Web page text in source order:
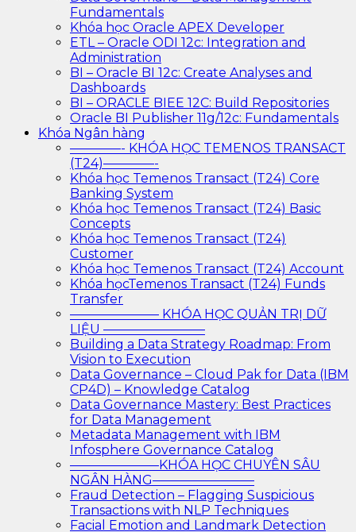
Fundamentals
Khóa học Oracle APEX Developer
ETL – Oracle ODI 12c: Integration and
Administration
BI – Oracle BI 12c: Create Analyses and
Dashboards
BI – ORACLE BIEE 12C: Build Repositories
Oracle BI Publisher 11g/12c: Fundamentals
Khóa Ngân hàng
————- KHÓA HỌC TEMENOS TRANSACT
(T24)————-
Khóa học Temenos Transact (T24) Core
Banking System
Khóa học Temenos Transact (T24) Basic
Concepts
Khóa học Temenos Transact (T24)
Customer
Khóa học Temenos Transact (T24) Account
Khóa họcTemenos Transact (T24) Funds
Transfer
——————— KHÓA HỌC QUẢN TRỊ DỮ
LIỆU ————————
Building a Data Strategy Roadmap: From
Vision to Execution
Data Governance – Cloud Pak for Data (IBM
CP4D) – Knowledge Catalog
Data Governance Mastery: Best Practices
for Data Management
Metadata Management with IBM
Infosphere Governance Catalog
———————KHÓA HỌC CHUYÊN SÂU
NGÂN HÀNG————————
Fraud Detection – Flagging Suspicious
Transactions with NLP Techniques
Facial Emotion and Landmark Detection